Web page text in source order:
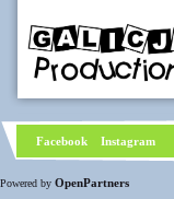
Facebook Instagram
Powered by OpenPartners